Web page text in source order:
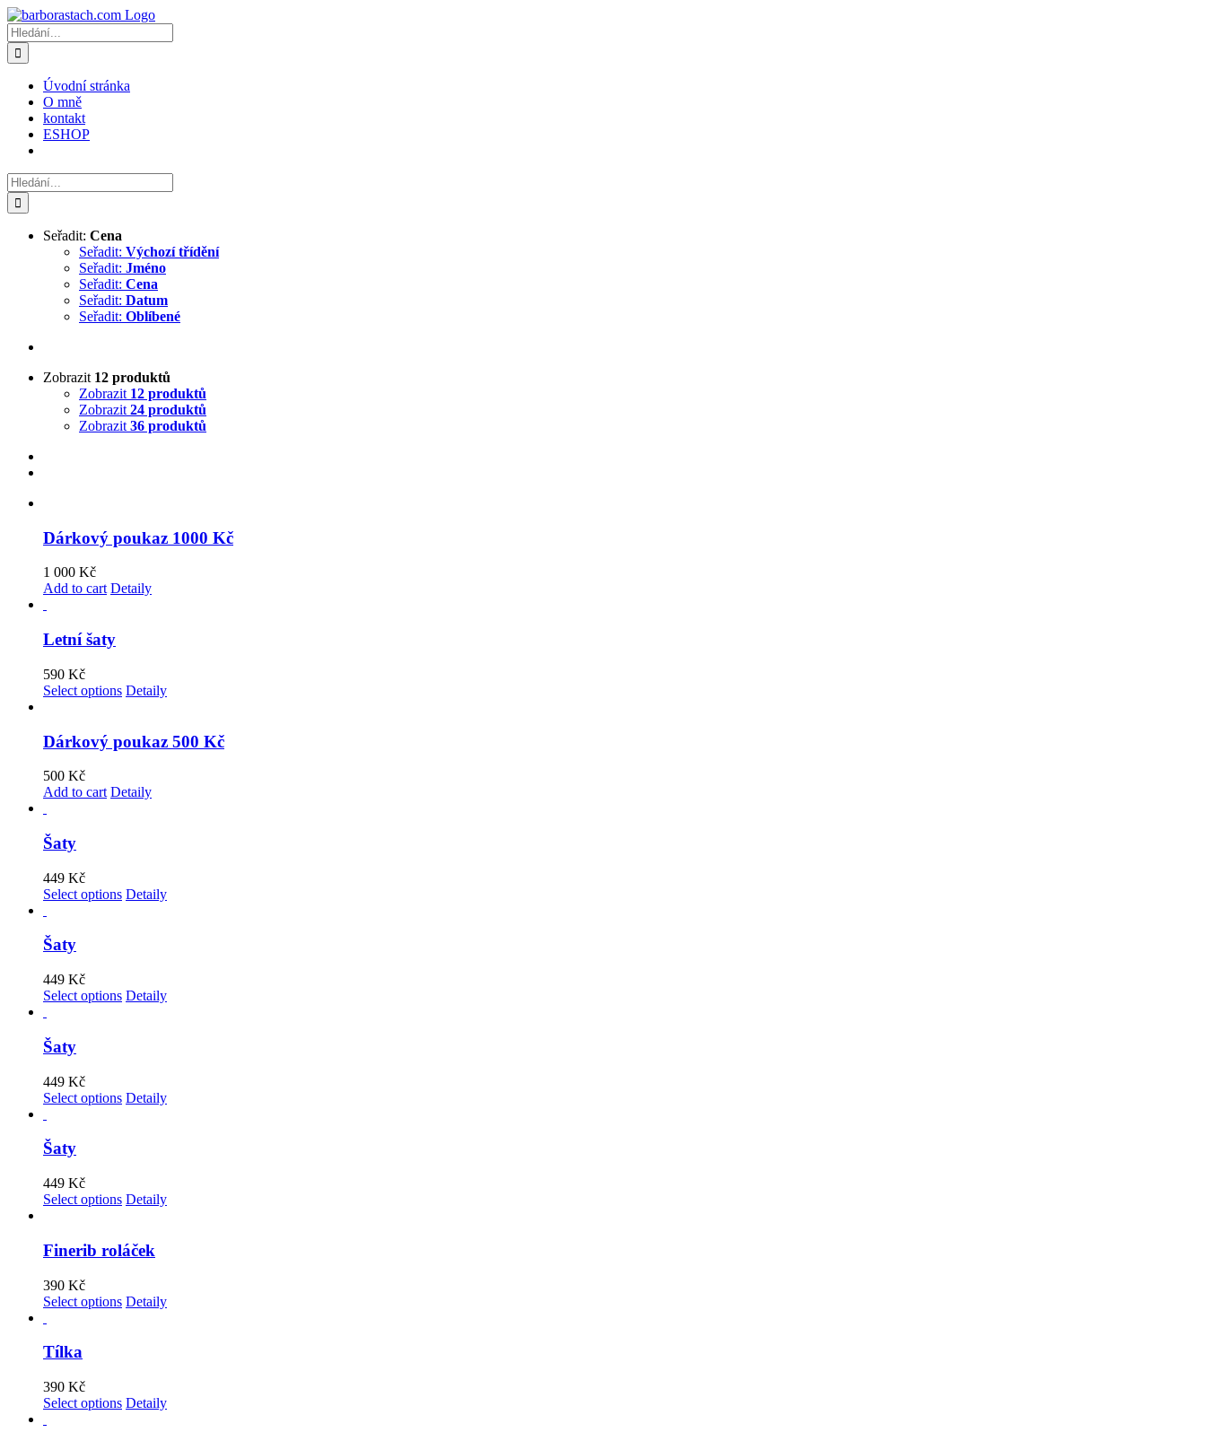
Přeskočit
na
obsah
Hledat:
Úvodní stránka
O mně
kontakt
ESHOP
Hledat:
Seřadit: Cena
Seřadit: Výchozí třídění
Seřadit: Jméno
Seřadit: Cena
Seřadit: Datum
Seřadit: Oblíbené
Zobrazit 12 produktů
Zobrazit 12 produktů
Zobrazit 24 produktů
Zobrazit 36 produktů
Dárkový poukaz 1000 Kč
1 000 Kč
Add to cart Detaily
Letní šaty
590 Kč
Select options Detaily
Dárkový poukaz 500 Kč
500 Kč
Add to cart Detaily
Šaty
449 Kč
Select options Detaily
Šaty
449 Kč
Select options Detaily
Šaty
449 Kč
Select options Detaily
Šaty
449 Kč
Select options Detaily
Finerib roláček
390 Kč
Select options Detaily
Tílka
390 Kč
Select options Detaily